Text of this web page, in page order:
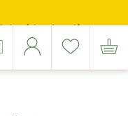
de réduction dès
connecter
de
souhaits
panier